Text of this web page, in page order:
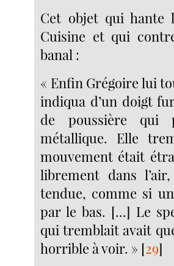
Cet objet qui hante
Cuisine et qui
banal :
« Enfin Grégoire lui
indiqua d’un doigt
de poussière qui
métallique. Elle
mouvement était
librement dans
tendue, comme si
par le bas. [...] Le
qui tremblait avait
horrible à voir. » [29]